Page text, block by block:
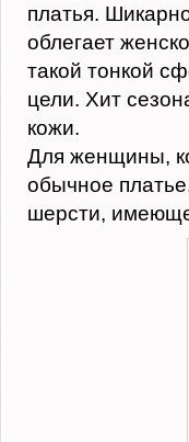
платья.
облегает
такой тонкой
цели. Хит
кожи.
Для женщины,
обычное
шерсти,